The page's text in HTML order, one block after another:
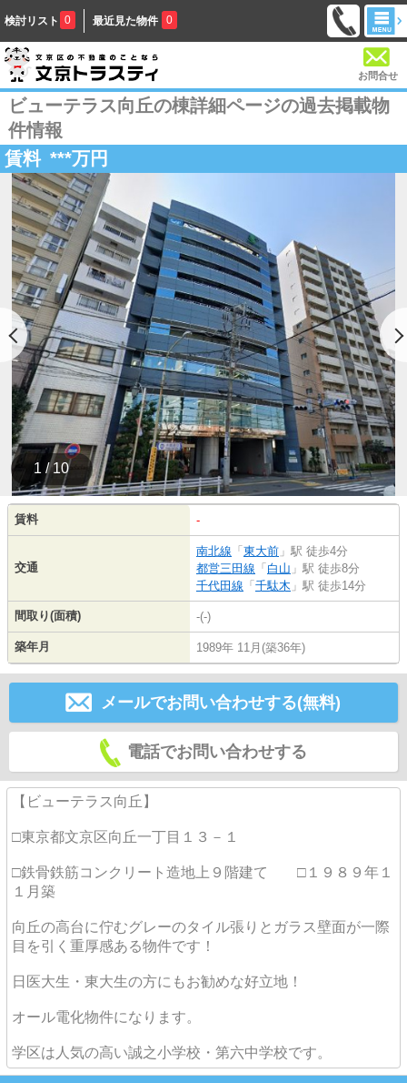
検討リスト 0 最近見た物件 0
お問合せ
ビューテラス向丘の棟詳細ページの過去掲載物
件情報
賃料 ***万円
1 / 10
賃料 -
交通
南北線 「 東大前 」駅 徒歩4分
都営三田線 「 白山 」駅 徒歩8分
千代田線 「 千駄木 」駅 徒歩14分
間取り(面積) -(-)
築年月 1989年 11月(築36年)
メールでお問い合わせする(無料)
電話でお問い合わせする
【ビューテラス向丘】
□東京都文京区向丘一丁目１３－１
□鉄骨鉄筋コンクリート造地上９階建て □１９８９年１
１月築
向丘の高台に佇むグレーのタイル張りとガラス壁面が一際
目を引く重厚感ある物件です！
日医大生・東大生の方にもお勧めな好立地！
オール電化物件になります。
学区は人気の高い誠之小学校・第六中学校です。